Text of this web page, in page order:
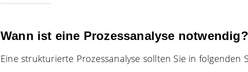
Wann ist eine Prozessanalyse notwendig?
Eine strukturierte Prozessanalyse sollten Sie in